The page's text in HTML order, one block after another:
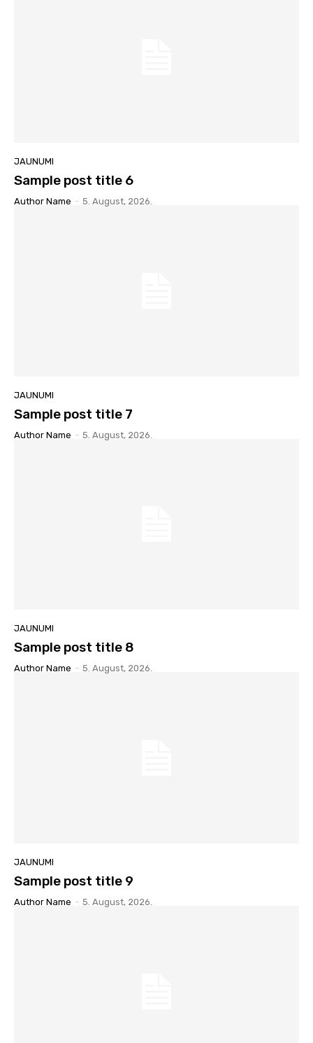
JAUNUMI
Sample post title 6
Author Name - 5. August, 2026.
JAUNUMI
Sample post title 7
Author Name - 5. August, 2026.
JAUNUMI
Sample post title 8
Author Name - 5. August, 2026.
JAUNUMI
Sample post title 9
Author Name - 5. August, 2026.